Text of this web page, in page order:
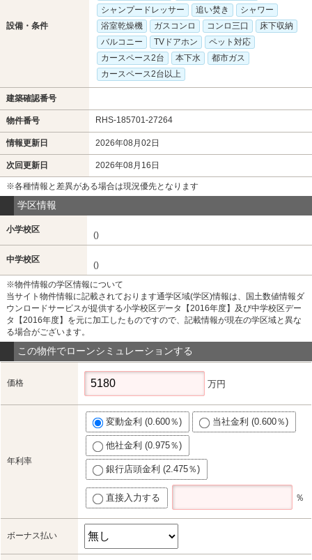
設備・条件
シャンプードレッサー
追い焚き
シャワー
浴室乾燥機
ガスコンロ コンロ三口
床下収納
バルコニー
TVドアホン
ペット対応
カースペース2台
本下水
都市ガス
カースペース2台以上
建築確認番号
物件番号 RHS-185701-27264
情報更新日 2026年08月02日
次回更新日 2026年08月16日
※各種情報と差異がある場合は現況優先となります
学区情報
小学校区
()
中学校区
()
※物件情報の学区情報について
当サイト物件情報に記載されております通学区域(学区)情報は、国土数値情報ダ
ウンロードサービスが提供する小学校区データ【2016年度】及び中学校区デー
タ【2016年度】を元に加工したものですので、記載情報が現在の学区域と異な
る場合がございます。
この物件でローンシミュレーションする
価格 万円
年利率
変動金利 (0.600％) 当社金利 (0.600％)
他社金利 (0.975％)
銀行店頭金利 (2.475％)
直接入力する ％
ボーナス払い